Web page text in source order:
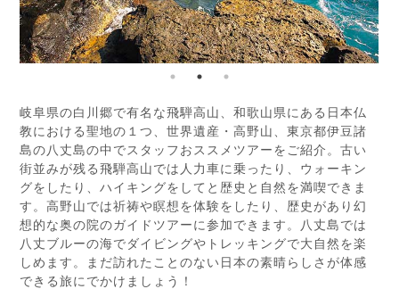
岐阜県の白川郷で有名な飛騨高山、和歌山県にある日本仏
教における聖地の１つ、世界遺産・高野山、東京都伊豆諸
島の八丈島の中でスタッフおススメツアーをご紹介。古い
街並みが残る飛騨高山では人力車に乗ったり、ウォーキン
グをしたり、ハイキングをしてと歴史と自然を満喫できま
す。高野山では祈祷や瞑想を体験をしたり、歴史があり幻
想的な奥の院のガイドツアーに参加できます。八丈島では
八丈ブルーの海でダイビングやトレッキングで大自然を楽
しめます。まだ訪れたことのない日本の素晴らしさが体感
できる旅にでかけましょう！